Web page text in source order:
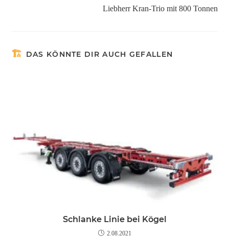
Liebherr Kran-Trio mit 800 Tonnen
DAS KÖNNTE DIR AUCH GEFALLEN
Schlanke Linie bei Kögel
2.08.2021